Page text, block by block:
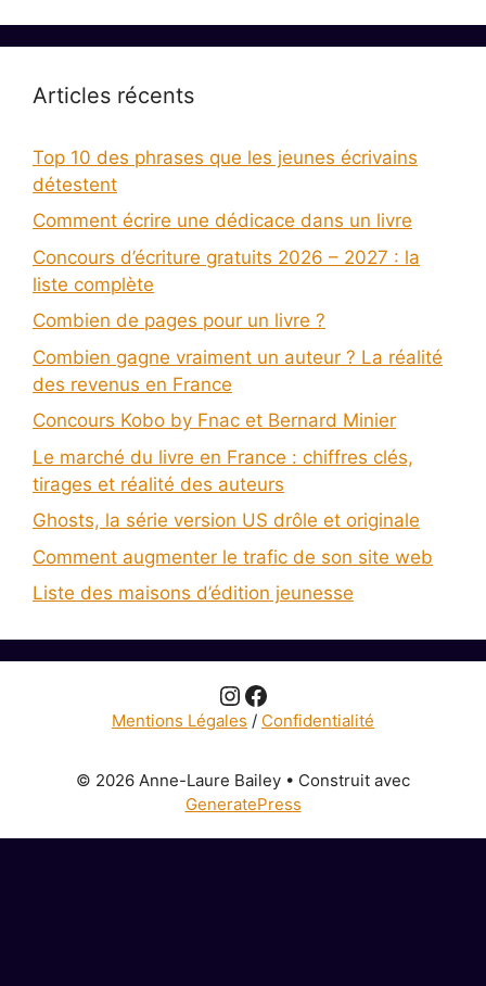
Articles récents
Top 10 des phrases que les jeunes écrivains
détestent
Comment écrire une dédicace dans un livre
Concours d’écriture gratuits 2026 – 2027 : la
liste complète
Combien de pages pour un livre ?
Combien gagne vraiment un auteur ? La réalité
des revenus en France
Concours Kobo by Fnac et Bernard Minier
Le marché du livre en France : chiffres clés,
tirages et réalité des auteurs
Ghosts, la série version US drôle et originale
Comment augmenter le trafic de son site web
Liste des maisons d’édition jeunesse
Instagram
Facebook
Mentions Légales / Confidentialité
© 2026 Anne-Laure Bailey • Construit avec
GeneratePress